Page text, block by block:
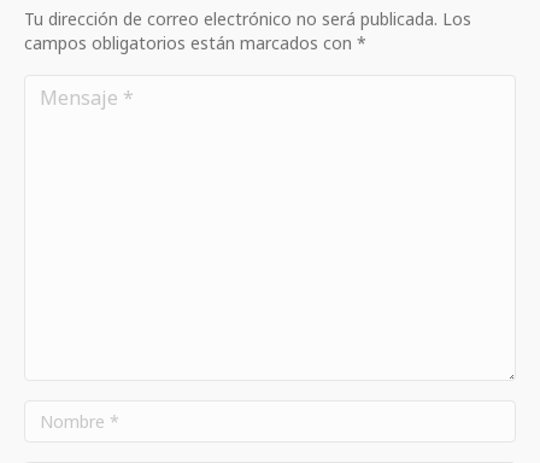
Tu dirección de correo electrónico no será publicada. Los
campos obligatorios están marcados con *